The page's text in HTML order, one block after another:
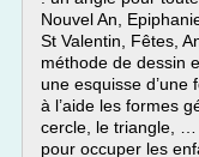
Nouvel An,
St Valentin, Fêtes,
méthode de dessin
une esquisse d’une
à l’aide les formes
cercle, le triangle, …
pour occuper les